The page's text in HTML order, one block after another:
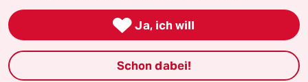
Seitenwende Einwilligungen widerrufen (Ads)
 Ja, ich will
Schon dabei!